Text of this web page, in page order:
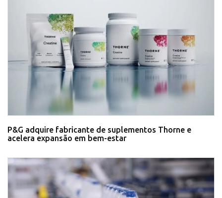
P&G adquire fabricante de suplementos Thorne e
acelera expansão em bem-estar